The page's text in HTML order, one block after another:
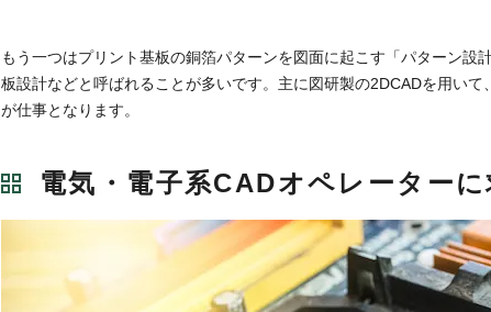
もう一つはプリント基板の銅箔パターンを図面に起こす「パターン設
板設計などと呼ばれることが多いです。主に図研製の2DCADを用い
が仕事となります。
電気・電子系CADオペレーター